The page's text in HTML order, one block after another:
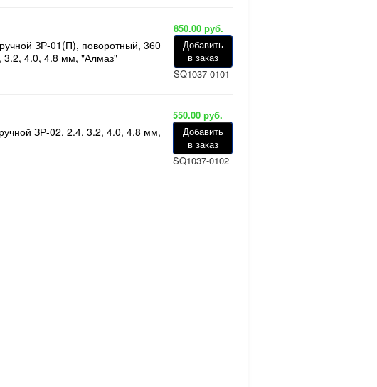
ЗР-01(П), поворотный, 360
3.2, 4.0, 4.8 мм, "Алмаз"
850.00 руб.
Добавить
в заказ
SQ1037-0101
ЗР-02, 2.4, 3.2, 4.0, 4.8 мм,
550.00 руб.
Добавить
в заказ
SQ1037-0102